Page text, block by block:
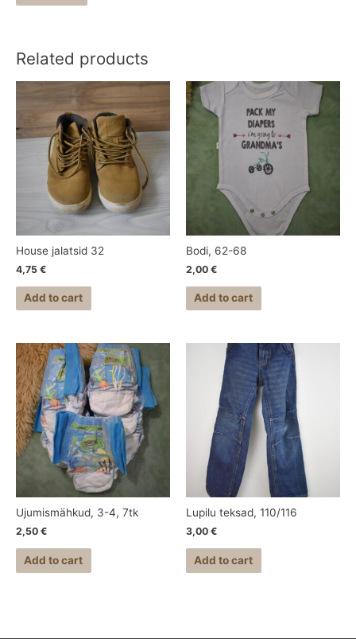
Related products
House jalatsid 32
4,75 €
Add to cart
Bodi, 62-68
2,00 €
Add to cart
Ujumismähkud, 3-4, 7tk
2,50 €
Add to cart
Lupilu teksad, 110/116
3,00 €
Add to cart